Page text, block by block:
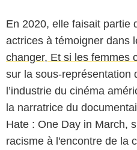
En 2020, elle faisait partie
actrices à témoigner dans
changer, Et si les femmes
sur la sous-représentation
l’industrie du cinéma
la narratrice du
Hate : One Day in March,
racisme à l'encontre de la